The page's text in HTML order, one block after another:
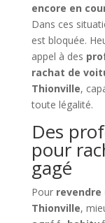
encore en
Dans ces
est bloquée.
appel à des
rachat de
Thionville,
toute légalité.
Des
pour
gagé
Pour revendre
Thionville,